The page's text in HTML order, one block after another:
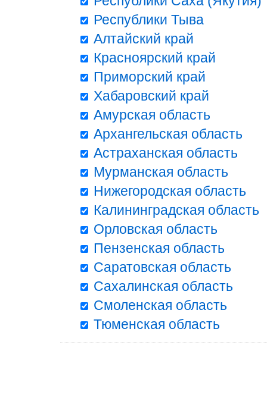
Республики Тыва
Алтайский край
Красноярский край
Приморский край
Хабаровский край
Амурская область
Архангельская область
Астраханская область
Мурманская область
Нижегородская область
Калининградская область
Орловская область
Пензенская область
Саратовская область
Сахалинская область
Смоленская область
Тюменская область